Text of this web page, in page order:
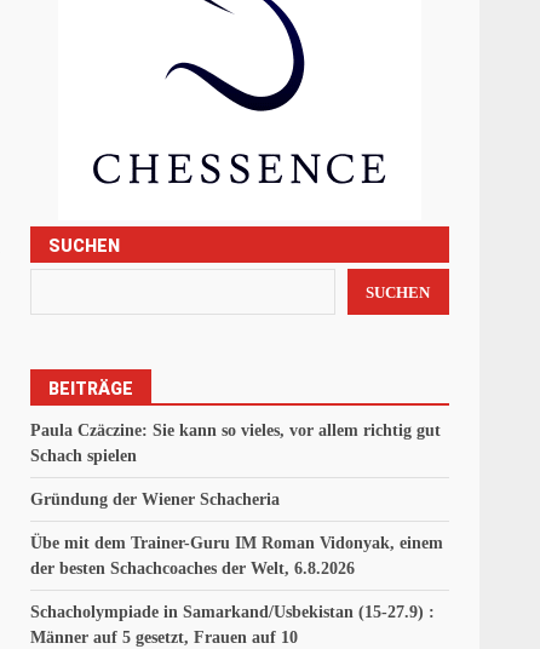
SUCHEN
SUCHEN
BEITRÄGE
Paula Czäczine: Sie kann so vieles, vor allem richtig gut
Schach spielen
Gründung der Wiener Schacheria
Übe mit dem Trainer-Guru IM Roman Vidonyak, einem
der besten Schachcoaches der Welt, 6.8.2026
Schacholympiade in Samarkand/Usbekistan (15-27.9) :
Männer auf 5 gesetzt, Frauen auf 10